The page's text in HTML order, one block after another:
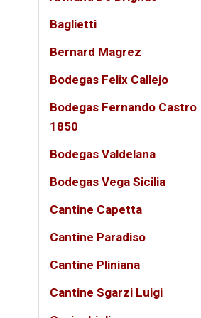
Baglietti
Bernard Magrez
Bodegas Felix Callejo
Bodegas Fernando Castro
1850
Bodegas Valdelana
Bodegas Vega Sicilia
Cantine Capetta
Cantine Paradiso
Cantine Pliniana
Cantine Sgarzi Luigi